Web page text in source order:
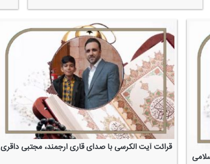
قرائت آیت الكرسی با صدای قاری ارجمند، مجتبی داقری